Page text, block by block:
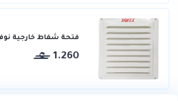
فتحة شفاط خارجية نوفكس
1.260